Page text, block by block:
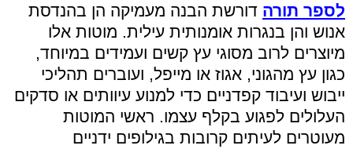
לספר תורה דורשת הבנה מעמיקה הן בהנדסת
אנוש והן בנגרות אומנותית עילית. מוטות אלו
מיוצרים לרוב מסוגי עץ קשים ועמידים במיוחד,
כגון עץ מהגוני, אגוז או מייפל, ועוברים תהליכי
ייבוש ועיבוד קפדניים כדי למנוע עיוותים או סדקים
העלולים לפגוע בקלף עצמו. ראשי המוטות
מעוטרים לעיתים קרובות בגילופים ידניים